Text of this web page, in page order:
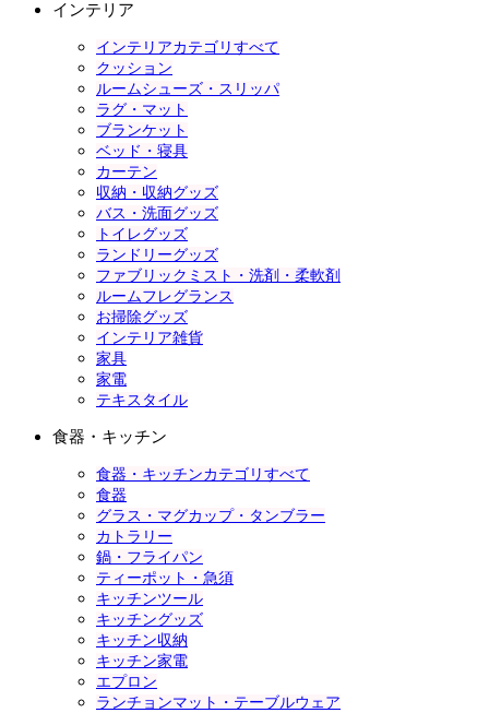
インテリア
インテリアカテゴリすべて
クッション
ルームシューズ・スリッパ
ラグ・マット
ブランケット
ベッド・寝具
カーテン
収納・収納グッズ
バス・洗面グッズ
トイレグッズ
ランドリーグッズ
ファブリックミスト・洗剤・柔軟剤
ルームフレグランス
お掃除グッズ
インテリア雑貨
家具
家電
テキスタイル
食器・キッチン
食器・キッチンカテゴリすべて
食器
グラス・マグカップ・タンブラー
カトラリー
鍋・フライパン
ティーポット・急須
キッチンツール
キッチングッズ
キッチン収納
キッチン家電
エプロン
ランチョンマット・テーブルウェア